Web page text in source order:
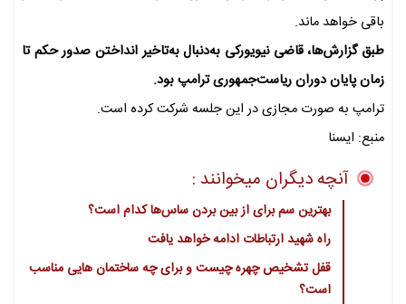
باقی خواهد ماند.
طبق گزارش‌ها، قاضی نیویورکی به‌دنبال به‌تاخیر انداختن صدور حکم تا
زمان پایان دوران ریاست‌جمهوری ترامپ بود.
ترامپ به صورت مجازی در این جلسه شرکت کرده است.
منبع: ایسنا
آنچه دیگران میخوانند :
بهترین سم برای از بین بردن ساس‌ها کدام است؟
راه شهید ارتباطات ادامه خواهد یافت
قفل تشخیص چهره چیست و برای چه ساختمان هایی مناسب
است؟